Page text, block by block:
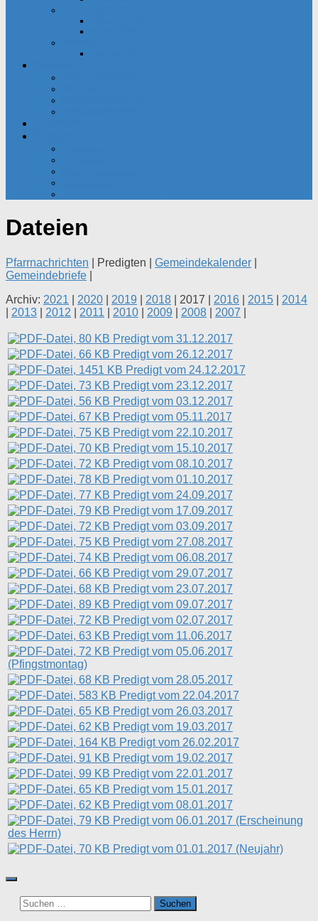
Dateien
Pfarrnachrichten | Predigten | Gemeindekalender
Gemeindebriefe
Archiv: 2021 2020 2019 2018 | 2017 | 2016 2015
2014
2013 2012 2011 2010 2009 2008 2007
Predigt vom 31.12.2017
Predigt vom 26.12.2017
Predigt vom 24.12.2017
Predigt vom 23.12.2017
Predigt vom 03.12.2017
Predigt vom 05.11.2017
Predigt vom 22.10.2017
Predigt vom 15.10.2017
Predigt vom 08.10.2017
Predigt vom 01.10.2017
Predigt vom 24.09.2017
Predigt vom 17.09.2017
Predigt vom 03.09.2017
Predigt vom 27.08.2017
Predigt vom 06.08.2017
Predigt vom 29.07.2017
Predigt vom 23.07.2017
Predigt vom 09.07.2017
Predigt vom 02.07.2017
Predigt vom 11.06.2017
Predigt vom 05.06.2017
(Pfingstmontag)
Predigt vom 28.05.2017
Predigt vom 22.04.2017
Predigt vom 26.03.2017
Predigt vom 19.03.2017
Predigt vom 26.02.2017
Predigt vom 19.02.2017
Predigt vom 22.01.2017
Predigt vom 15.01.2017
Predigt vom 08.01.2017
Predigt vom 06.01.2017 (Erscheinung
des Herrn)
Predigt vom 01.01.2017 (Neujahr)
Suchen
nach: